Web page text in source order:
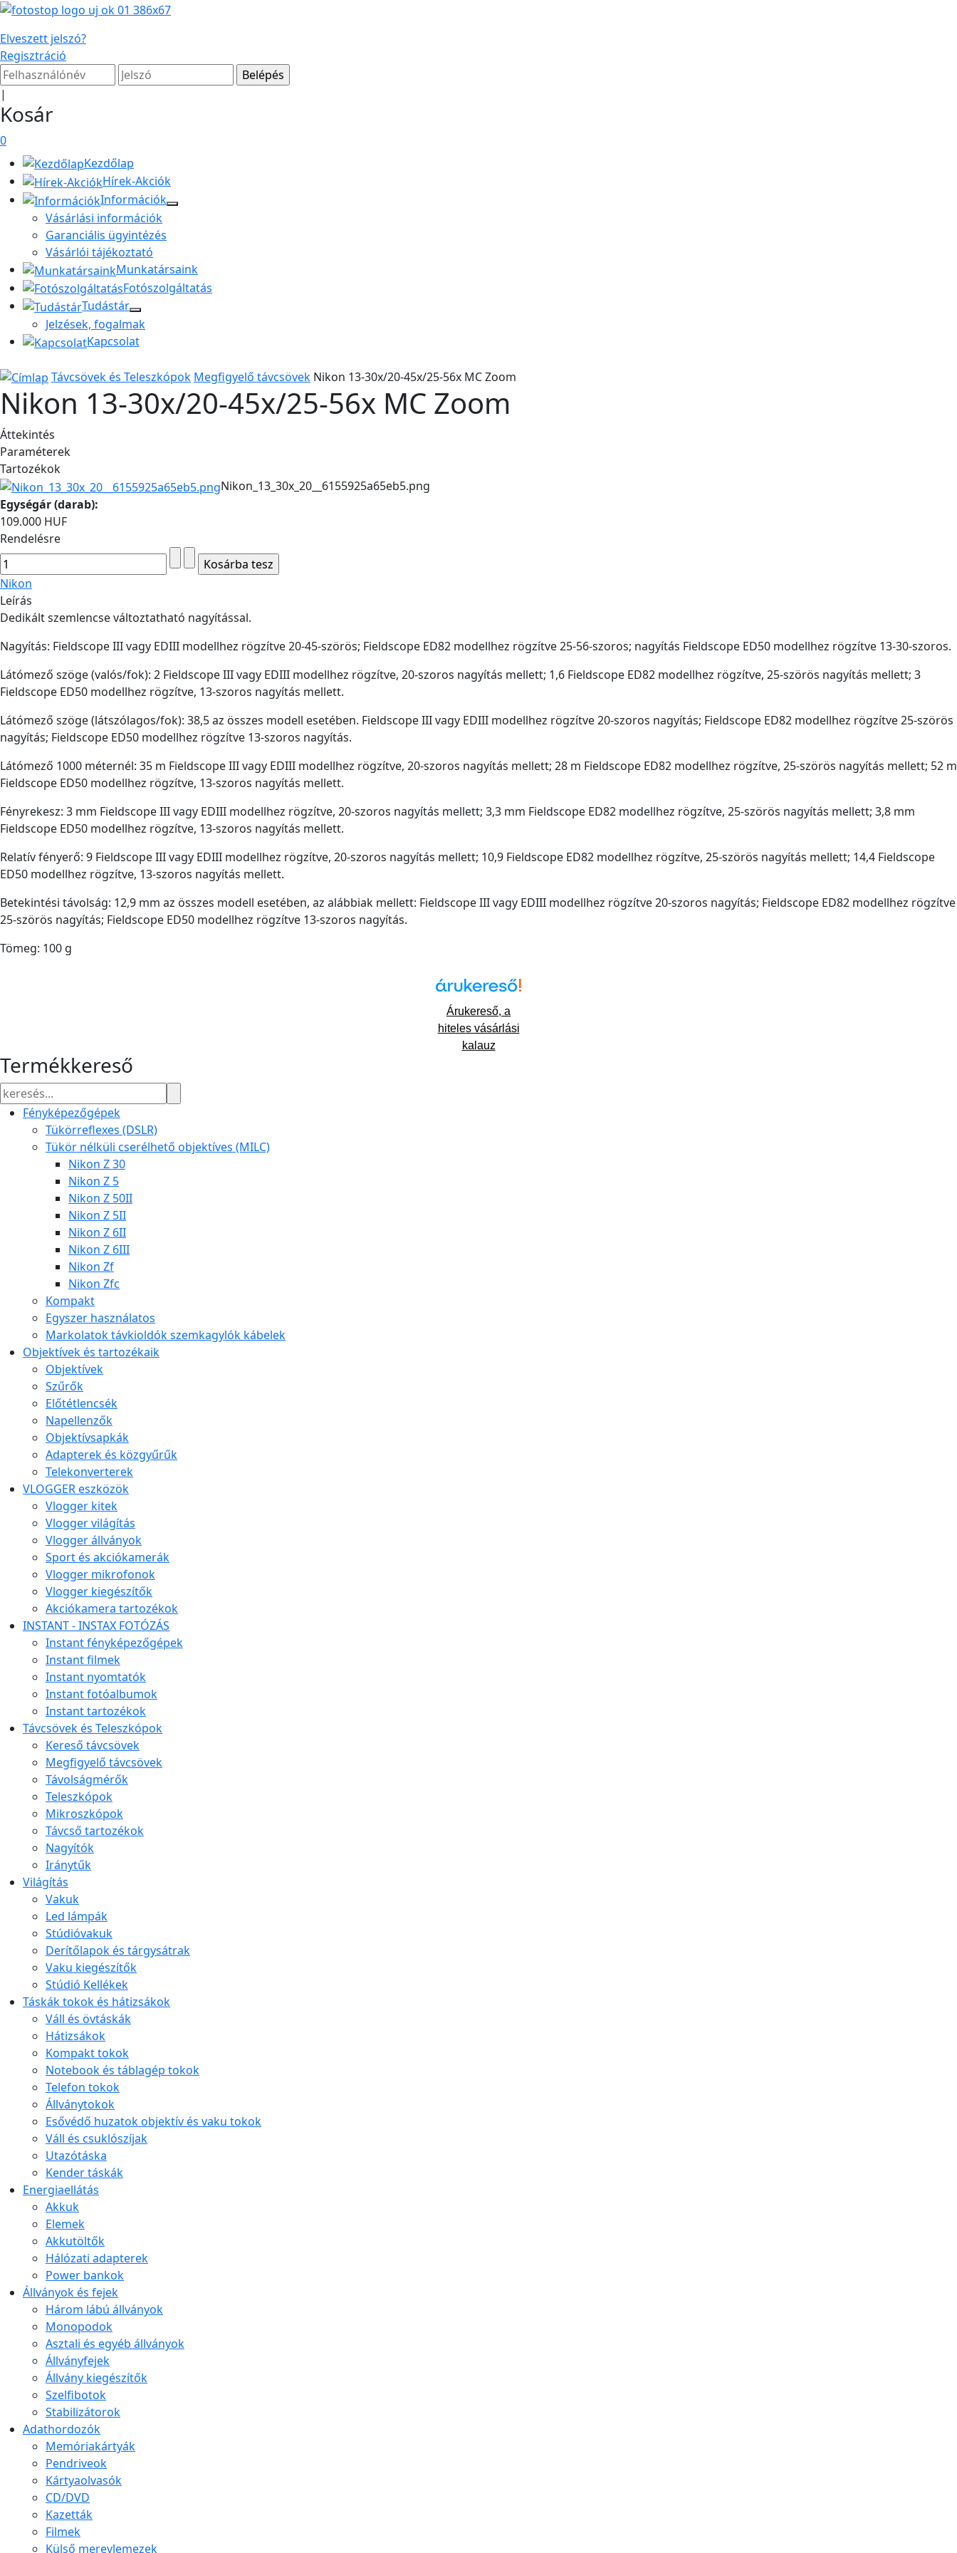
Elveszett jelszó?
Regisztráció
|
Kosár
0
Kezdőlap
Hírek-Akciók
Információk
Vásárlási információk
Garanciális ügyintézés
Vásárlói tájékoztató
Munkatársaink
Fotószolgáltatás
Tudástár
Jelzések, fogalmak
Kapcsolat
Távcsövek és Teleszkópok Megfigyelő távcsövek Nikon 13-30x/20-45x/25-56x MC Zoom
Nikon 13-30x/20-45x/25-56x MC Zoom
Áttekintés
Paraméterek
Tartozékok
Nikon_13_30x_20__6155925a65eb5.png
Egységár (darab):
109.000 HUF
Rendelésre
Nikon
Leírás
Dedikált szemlencse változtatható nagyítással.
Nagyítás: Fieldscope III vagy EDIII modellhez rögzítve 20-45-szörös; Fieldscope ED82 modellhez rögzítve 25-56-szoros; nagyítás Fieldscope ED50 modellhez rögzítve 13-30-szoros.
Látómező szöge (valós/fok): 2 Fieldscope III vagy EDIII modellhez rögzítve, 20-szoros nagyítás mellett; 1,6 Fieldscope ED82 modellhez rögzítve, 25-szörös nagyítás mellett; 3
Fieldscope ED50 modellhez rögzítve, 13-szoros nagyítás mellett.
Látómező szöge (látszólagos/fok): 38,5 az összes modell esetében. Fieldscope III vagy EDIII modellhez rögzítve 20-szoros nagyítás; Fieldscope ED82 modellhez rögzítve 25-szörös
nagyítás; Fieldscope ED50 modellhez rögzítve 13-szoros nagyítás.
Látómező 1000 méternél: 35 m Fieldscope III vagy EDIII modellhez rögzítve, 20-szoros nagyítás mellett; 28 m Fieldscope ED82 modellhez rögzítve, 25-szörös nagyítás mellett; 52 m
Fieldscope ED50 modellhez rögzítve, 13-szoros nagyítás mellett.
Fényrekesz: 3 mm Fieldscope III vagy EDIII modellhez rögzítve, 20-szoros nagyítás mellett; 3,3 mm Fieldscope ED82 modellhez rögzítve, 25-szörös nagyítás mellett; 3,8 mm
Fieldscope ED50 modellhez rögzítve, 13-szoros nagyítás mellett.
Relatív fényerő: 9 Fieldscope III vagy EDIII modellhez rögzítve, 20-szoros nagyítás mellett; 10,9 Fieldscope ED82 modellhez rögzítve, 25-szörös nagyítás mellett; 14,4 Fieldscope
ED50 modellhez rögzítve, 13-szoros nagyítás mellett.
Betekintési távolság: 12,9 mm az összes modell esetében, az alábbiak mellett: Fieldscope III vagy EDIII modellhez rögzítve 20-szoros nagyítás; Fieldscope ED82 modellhez rögzítve
25-szörös nagyítás; Fieldscope ED50 modellhez rögzítve 13-szoros nagyítás.
Tömeg: 100 g
Árukereső, a
hiteles vásárlási
kalauz
Termékkereső
Fényképezőgépek
Tükörreflexes (DSLR)
Tükör nélküli cserélhető objektíves (MILC)
Nikon Z 30
Nikon Z 5
Nikon Z 50II
Nikon Z 5II
Nikon Z 6II
Nikon Z 6III
Nikon Zf
Nikon Zfc
Kompakt
Egyszer használatos
Markolatok távkioldók szemkagylók kábelek
Objektívek és tartozékaik
Objektívek
Szűrők
Előtétlencsék
Napellenzők
Objektívsapkák
Adapterek és közgyűrűk
Telekonverterek
VLOGGER eszközök
Vlogger kitek
Vlogger világítás
Vlogger állványok
Sport és akciókamerák
Vlogger mikrofonok
Vlogger kiegészítők
Akciókamera tartozékok
INSTANT - INSTAX FOTÓZÁS
Instant fényképezőgépek
Instant filmek
Instant nyomtatók
Instant fotóalbumok
Instant tartozékok
Távcsövek és Teleszkópok
Kereső távcsövek
Megfigyelő távcsövek
Távolságmérők
Teleszkópok
Mikroszkópok
Távcső tartozékok
Nagyítók
Iránytűk
Világítás
Vakuk
Led lámpák
Stúdióvakuk
Derítőlapok és tárgysátrak
Vaku kiegészítők
Stúdió Kellékek
Táskák tokok és hátizsákok
Váll és övtáskák
Hátizsákok
Kompakt tokok
Notebook és táblagép tokok
Telefon tokok
Állványtokok
Esővédő huzatok objektív és vaku tokok
Váll és csuklószíjak
Utazótáska
Kender táskák
Energiaellátás
Akkuk
Elemek
Akkutöltők
Hálózati adapterek
Power bankok
Állványok és fejek
Három lábú állványok
Monopodok
Asztali és egyéb állványok
Állványfejek
Állvány kiegészítők
Szelfibotok
Stabilizátorok
Adathordozók
Memóriakártyák
Pendriveok
Kártyaolvasók
CD/DVD
Kazetták
Filmek
Külső merevlemezek